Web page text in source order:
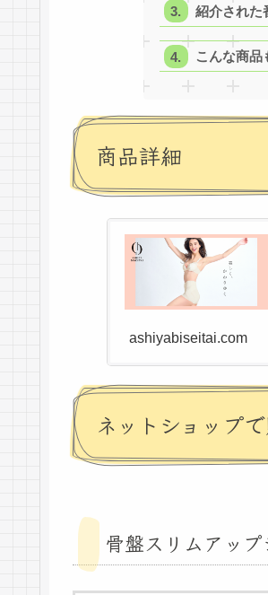
紹介された
こんな商品
商品詳細
ashiyabiseitai.com
ネットショップ
骨盤スリムアップ